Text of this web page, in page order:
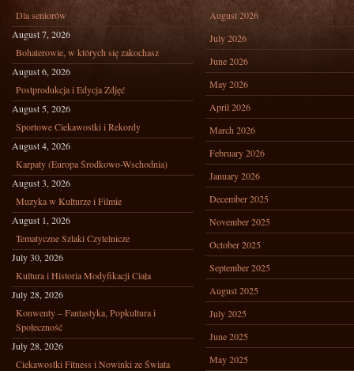
Dla seniorów
August 7, 2026
Bohaterowie, w których się zakochasz
August 6, 2026
Postprodukcja i Edycja Zdjęć
August 5, 2026
Sportowe Ciekawostki i Rekordy
August 4, 2026
Karpaty (Europa Środkowo-Wschodnia)
August 3, 2026
Muzyka w Kulturze i Filmie
August 1, 2026
Tematyczne Szlaki Czytelnicze
July 30, 2026
Kultura i Historia Modyfikacji Ciała
July 28, 2026
Konwenty – Fantastyka, Popkultura i
Społeczność
July 28, 2026
Ciekawostki Fitness i Nowinki ze Świata
August 2026
July 2026
June 2026
May 2026
April 2026
March 2026
February 2026
January 2026
December 2025
November 2025
October 2025
September 2025
August 2025
July 2025
June 2025
May 2025